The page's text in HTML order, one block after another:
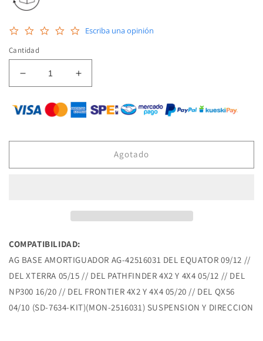
0.0
Escriba una opinión
Cantidad
Reducir
cantidad
para
AG-
BASE
05/15
DEL
PATHFINDER
4X2
Y
05/12
Aumentar
cantidad
para
AG-
BASE
DEL
DEL
PATHFINDER
4X2
Y
05/12
Agotado
COMPATIBILIDAD:
AG BASE AMORTIGUADOR AG-42516031 DEL EQUATOR 09/12 //
DEL XTERRA 05/15 // DEL PATHFINDER 4X2 Y 4X4 05/12 // DEL
NP300 16/20 // DEL FRONTIER 4X2 Y 4X4 05/20 // DEL QX56
04/10 (SD-7634-KIT)(MON-2516031) SUSPENSION Y DIRECCION